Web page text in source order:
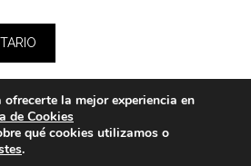
-
la mejor experiencia en
de Cookies
qué cookies utilizamos o
.